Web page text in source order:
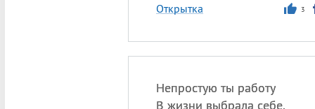
Открытка 3
Непростую ты работу
В жизни выбрала себе.